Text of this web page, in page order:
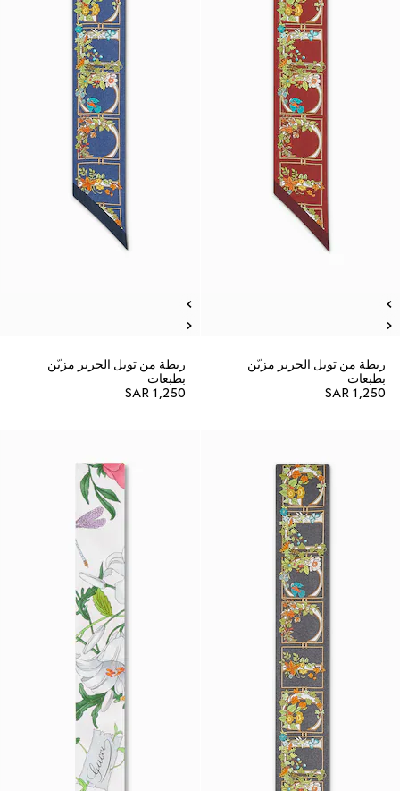
ربطة من تويل الحرير مزيّن
بطبعات
SAR 1,250
ربطة من تويل الحرير مزيّن
بطبعات
SAR 1,250